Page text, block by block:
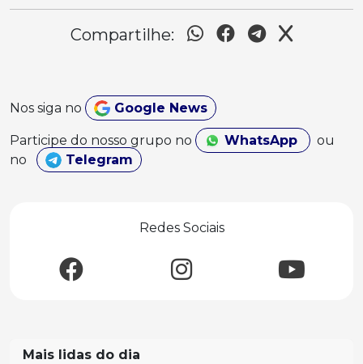
Compartilhe:
Nos siga no Google News
Participe do nosso grupo no WhatsApp
ou
no
Telegram
Redes Sociais
Mais lidas do dia